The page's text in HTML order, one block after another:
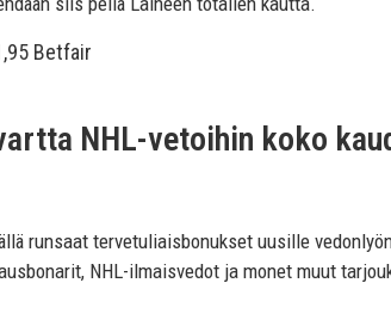
Betfair
NHL-vetoihin koko
runsaat tervetuliaisbonukset uusille
NHL-ilmaisvedot ja monet muut